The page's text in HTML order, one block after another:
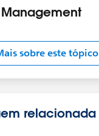
sobre este tópico
relacionada